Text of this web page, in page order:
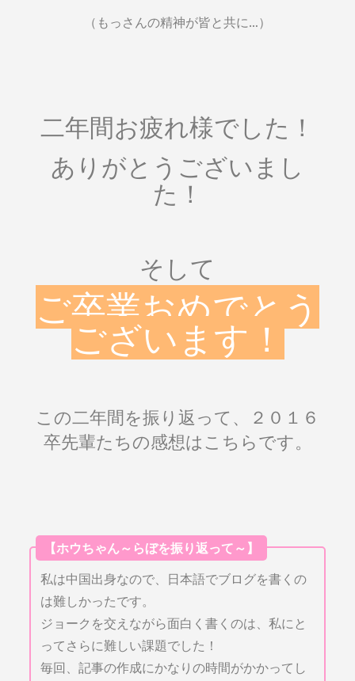
（もっさんの精神が皆と共に…）
二年間お疲れ様でした！
ありがとうございまし
た！
そして
ご卒業おめでとう
ございます！
この二年間を振り返って、２０１６
卒先輩たちの感想はこちらです。
【ホウちゃん～らぼを振り返って～】
私は中国出身なので、日本語でブログを書くの
は難しかったです。
ジョークを交えながら面白く書くのは、私にと
ってさらに難しい課題でした！
毎回、記事の作成にかなりの時間がかかってし